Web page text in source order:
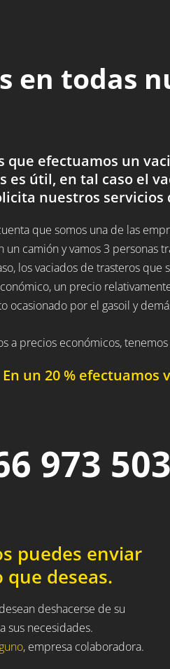
en todas
que efectuamos un
es útil, en tal caso el
nuestros servicios
que somos una de las
un camión y vamos 3 personas
los vaciados de trasteros
un precio
ocasionado por el gasoil y
a precios económicos,
En un 20 %
973
puedes enviar
deseas.
deshacerse de su
sus necesidades.
, empresa colaboradora.